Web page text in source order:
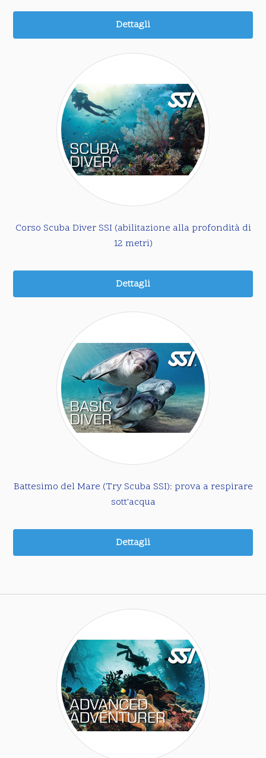
Dettagli
Corso Scuba Diver SSI (abilitazione alla profondità di
12 metri)
Dettagli
Battesimo del Mare (Try Scuba SSI): prova a respirare
sott'acqua
Dettagli